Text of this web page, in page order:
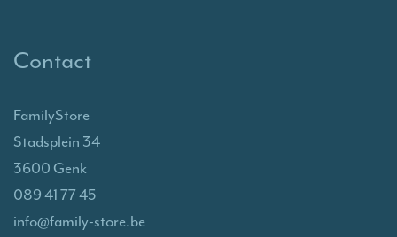
Contact
FamilyStore
Stadsplein 34
3600 Genk
089 41 77 45
info@family-store.be